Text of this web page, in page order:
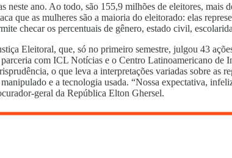
neste ano. Ao todo, são 155,9 milhões de eleitores, mais
que as mulheres são a maioria do eleitorado: elas
checar os percentuais de gênero, estado civil,
Eleitoral, que, só no primeiro semestre, julgou 43
parceria com ICL Notícias e o Centro Latinoamericano de
o que leva a interpretações variadas sobre as
e a tecnologia usada. “Nossa expectativa,
geral da República Elton Ghersel.